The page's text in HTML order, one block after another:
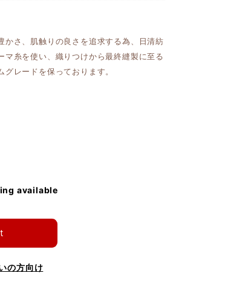
さ、肌触りの良さを追求する為、日清紡
糸を使い、織りつけから最終縫製に至る
レードを保っております。
available
の方向け